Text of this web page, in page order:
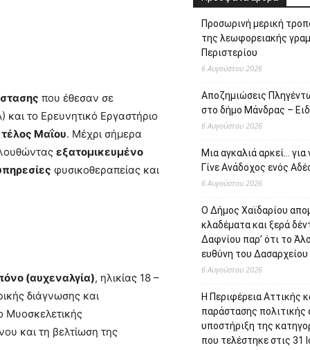
που έθεσαν σε
το Ερευνητικό Εργαστήριο
Μαΐου. Μέχρι σήμερα
εξατομικευμένο
φυσικοθεραπείας και
(αυχεναλγία), ηλικίας 18 –
διάγνωσης και
Μυοσκελετικής
και τη βελτίωση της
Προσωρινή μερική
της λεωφορειακής
Περιστερίου
6 Αυγούστου 2026
Αποζημιώσεις
στο δήμο Μάνδρας –
6 Αυγούστου 2026
Μια αγκαλιά αρκεί…
Γίνε Ανάδοχος ενός
6 Αυγούστου 2026
Ο Δήμος Χαϊδαρίου
κλαδέματα και ξερά
Δαφνίου παρ’ ότι το
ευθύνη του
6 Αυγούστου 2026
Η Περιφέρεια Αττικής
παράστασης πολιτικής
υποστήριξη της
που τελέστηκε στις 31